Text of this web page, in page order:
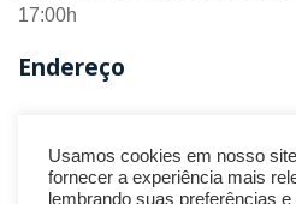
17:00h
Endereço
R. Barão do Monte Alto nº 70 -
CEP 36.880-018 - Muriaé/MG
Usamos cookies em nosso
fornecer a experiência mais
lembrando suas preferências e